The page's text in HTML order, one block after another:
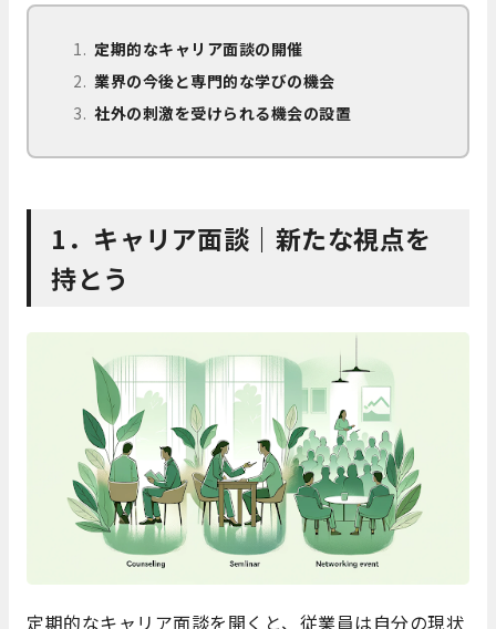
定期的なキャリア面談の開催
業界の今後と専門的な学びの機会
社外の刺激を受けられる機会の設置
1．キャリア面談｜新たな視点を
持とう
定期的なキャリア面談を開くと、従業員は自分の現状